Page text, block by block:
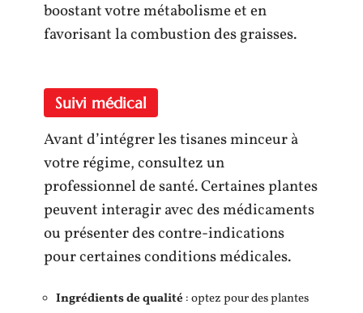
boostant votre métabolisme et en
favorisant la combustion des graisses.
Suivi médical
Avant d’intégrer les tisanes minceur à
votre régime, consultez un
professionnel de santé. Certaines plantes
peuvent interagir avec des médicaments
ou présenter des contre-indications
pour certaines conditions médicales.
Ingrédients de qualité : optez pour des plantes